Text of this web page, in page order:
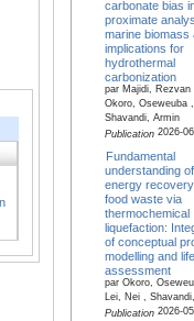
carbonate bias
proximate
marine biomass
implications for
hydrothermal
carbonization
par Majidi, Rezvan
Okoro, Oseweuba ,
Shavandi, Armin
Publication2026-
Fundamental
understanding of
energy
food waste via
thermochemical
liquefaction:
of conceptual
modelling and
assessment
par Okoro,
Lei, Nei ,
Publication2026-